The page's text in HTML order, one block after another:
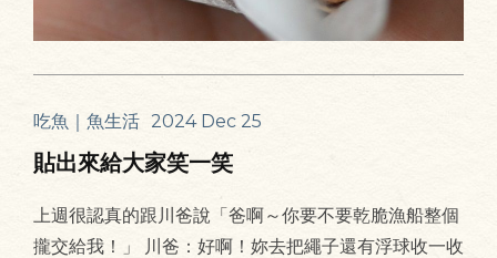
吃魚｜魚生活 2024 Dec 25
貼出來給大家笑一笑
上週很認真的跟川爸說「爸啊～你要不要乾脆漁船整個
攏交給我！」 川爸：好啊！妳去把繩子還有浮球收一收